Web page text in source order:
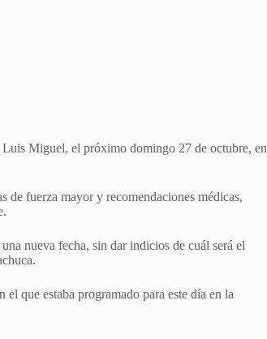
Miguel, el próximo domingo 27 de octubre, en
de fuerza mayor y recomendaciones médicas,
nueva fecha, sin dar indicios de cuál será el
que estaba programado para este día en la